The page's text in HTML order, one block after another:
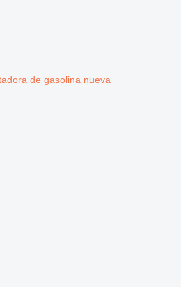
de gasolina nueva